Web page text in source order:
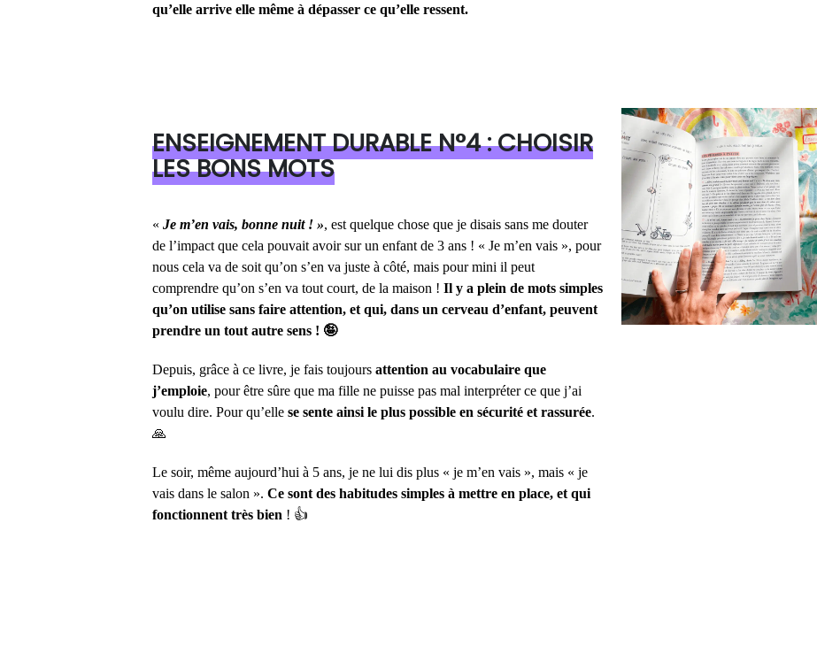
qu’elle arrive elle même à dépasser ce qu’elle ressent.
ENSEIGNEMENT DURABLE N°4 : CHOISIR
LES BONS MOTS
« Je m’en vais, bonne nuit ! », est quelque chose que je disais sans me douter
de l’impact que cela pouvait avoir sur un enfant de 3 ans ! « Je m’en vais », pour
nous cela va de soit qu’on s’en va juste à côté, mais pour mini il peut
comprendre qu’on s’en va tout court, de la maison ! Il y a plein de mots simples
qu’on utilise sans faire attention, et qui, dans un cerveau d’enfant, peuvent
prendre un tout autre sens ! 🤪
Depuis, grâce à ce livre, je fais toujours attention au vocabulaire que
j’emploie, pour être sûre que ma fille ne puisse pas mal interpréter ce que j’ai
voulu dire. Pour qu’elle se sente ainsi le plus possible en sécurité et rassurée.
🙏
Le soir, même aujourd’hui à 5 ans, je ne lui dis plus « je m’en vais », mais « je
vais dans le salon ». Ce sont des habitudes simples à mettre en place, et qui
fonctionnent très bien ! 👍